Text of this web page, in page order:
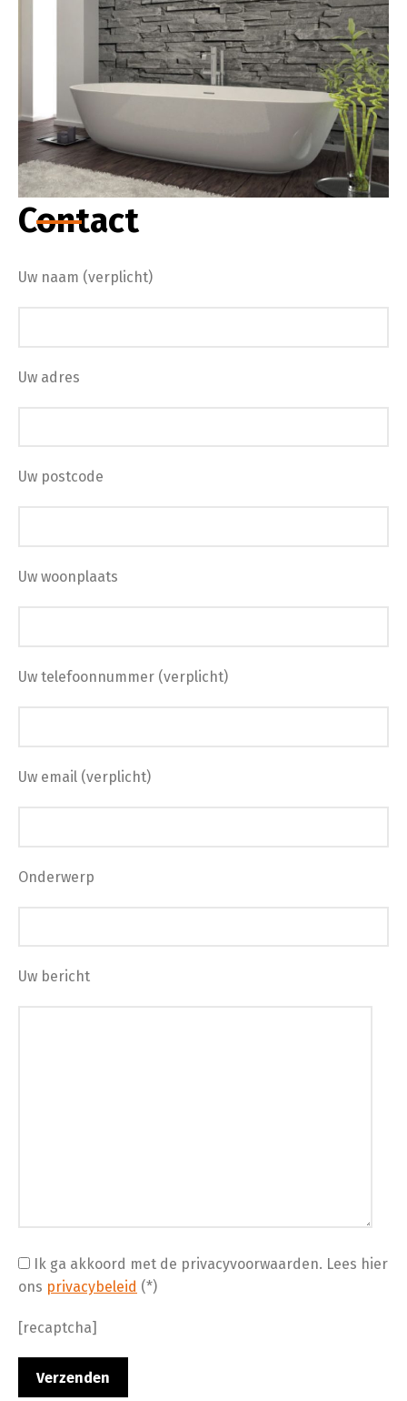
Contact
Uw naam (verplicht)
Uw adres
Uw postcode
Uw woonplaats
Uw telefoonnummer (verplicht)
Uw email (verplicht)
Onderwerp
Uw bericht
Ik ga akkoord met de privacyvoorwaarden. Lees hier
ons privacybeleid (*)
[recaptcha]